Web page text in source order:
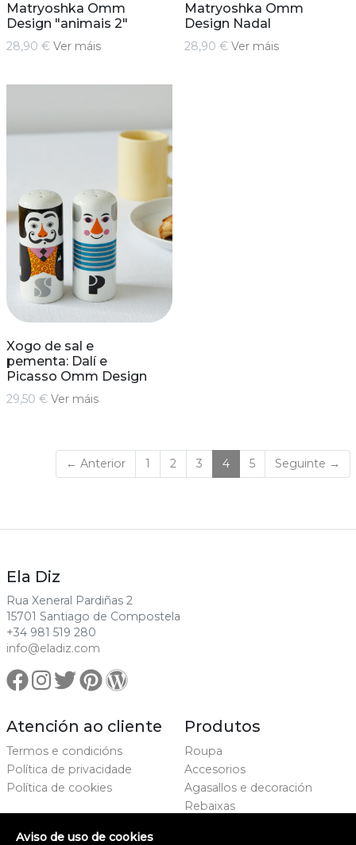
Matryoshka Omm
Design "animais 2"
28,90 € Ver máis
Matryoshka Omm
Design Nadal
28,90 € Ver máis
Xogo de sal e
pementa: Dalí e
Picasso Omm Design
29,50 € Ver máis
← Anterior 1 2 3 4(current)
5 Seguinte →
Ela Diz
Rua Xeneral Pardiñas 2
15701 Santiago de Compostela
+34 981 519 280
info@eladiz.com
Atención ao cliente
Termos e condicións
Política de privacidade
Política de cookies
Produtos
Roupa
Accesorios
Agasallos e decoración
Rebaixas
Aviso de uso de cookies